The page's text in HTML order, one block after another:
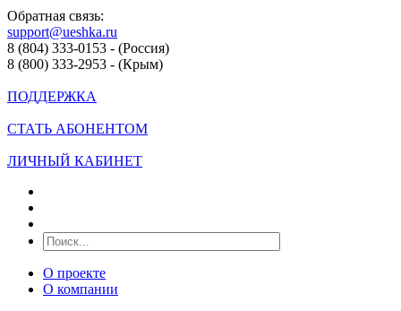
Обратная связь:
support@ueshka.ru
8 (804) 333-0153 - (Россия)
8 (800) 333-2953 - (Крым)
ПОДДЕРЖКА
СТАТЬ АБОНЕНТОМ
ЛИЧНЫЙ КАБИНЕТ
О проекте
О компании